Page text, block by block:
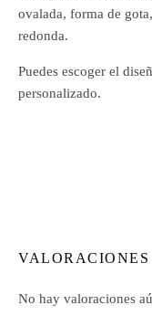
ovalada, forma de
redonda.
Puedes escoger el
personalizado.
VALORACIONES
No hay valoraciones